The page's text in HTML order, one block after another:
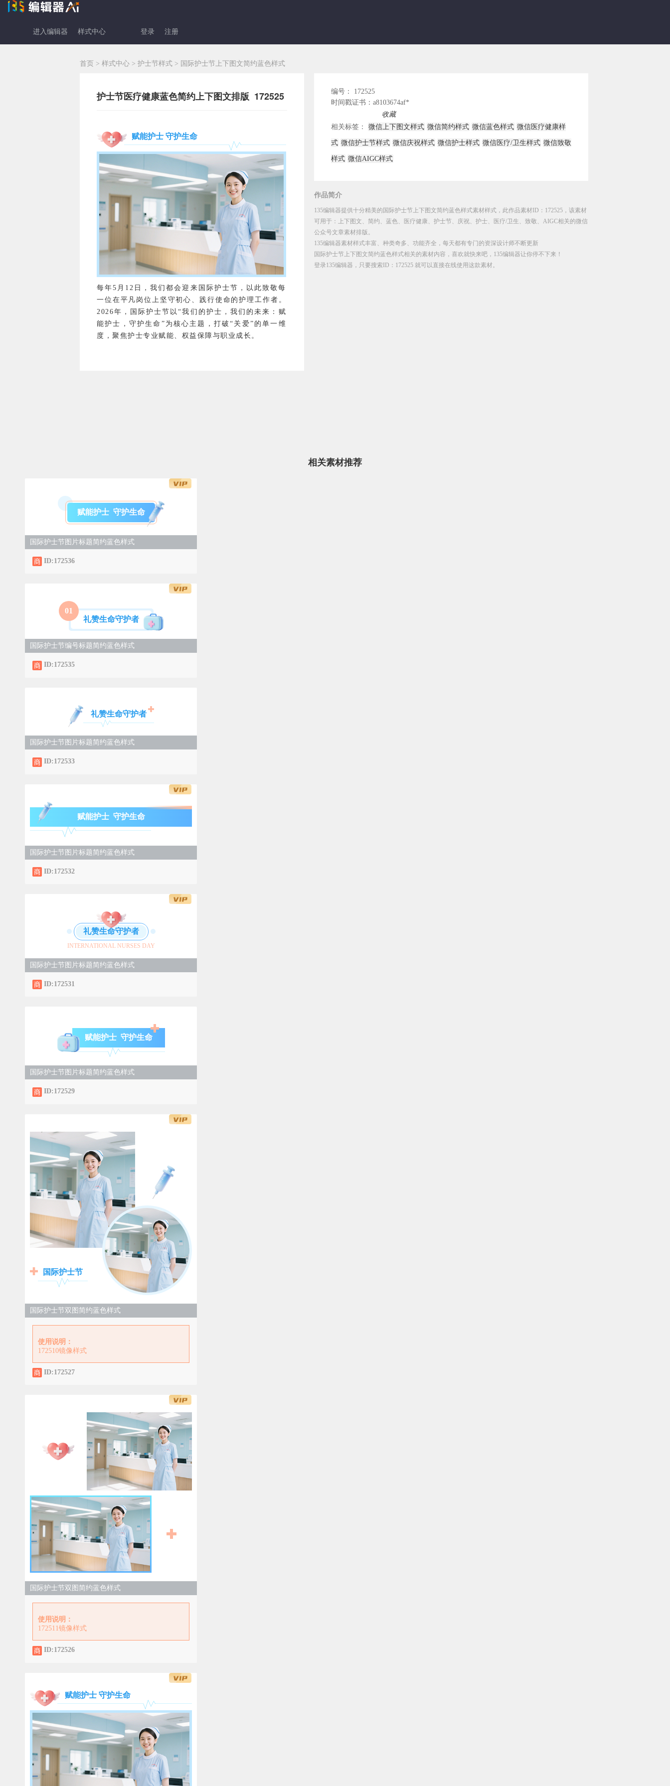
进入编辑器 样式中心 登录 注册
首页 > 样式中心 > 护士节样式 > 国际护士节上下图文简约蓝色样式
护士节医疗健康蓝色简约上下图文排版 172525
赋能护士 守护生命
每年5月12日，我们都会迎来国际护士节，以此致敬每
一位在平凡岗位上坚守初心、践行使命的护理工作者。
2026年，国际护士节以“我们的护士，我们的未来：赋
能护士，守护生命”为核心主题，打破“关爱”的单一维
度，聚焦护士专业赋能、权益保障与职业成长。
编号： 172525
时间戳证书：a8103674af*
收藏
相关标签： 微信上下图文样式 微信简约样式 微信蓝色样式 微信医疗健康样
式 微信护士节样式 微信庆祝样式 微信护士样式 微信医疗/卫生样式 微信致敬
样式 微信AIGC样式
作品简介
135编辑器提供十分精美的国际护士节上下图文简约蓝色样式素材样式，此作品素材ID：172525，该素材
可用于：上下图文、简约、蓝色、医疗健康、护士节、庆祝、护士、医疗/卫生、致敬、AIGC相关的微信
公众号文章素材排版。
135编辑器素材样式丰富、种类奇多、功能齐全，每天都有专门的资深设计师不断更新
国际护士节上下图文简约蓝色样式相关的素材内容，喜欢就快来吧，135编辑器让你停不下来！
登录135编辑器，只要搜索ID：172525 就可以直接在线使用这款素材。
相关素材推荐
赋能护士 守护生命
国际护士节图片标题简约蓝色样式
ID:172536
01
礼赞生命守护者
国际护士节编号标题简约蓝色样式
ID:172535
礼赞生命守护者
国际护士节图片标题简约蓝色样式
ID:172533
赋能护士 守护生命
国际护士节图片标题简约蓝色样式
ID:172532
礼赞生命守护者
INTERNATIONAL NURSES DAY
国际护士节图片标题简约蓝色样式
ID:172531
赋能护士 守护生命
国际护士节图片标题简约蓝色样式
ID:172529
国际护士节
国际护士节双图简约蓝色样式
使用说明：
172510镜像样式
ID:172527
国际护士节双图简约蓝色样式
使用说明：
172511镜像样式
ID:172526
赋能护士 守护生命